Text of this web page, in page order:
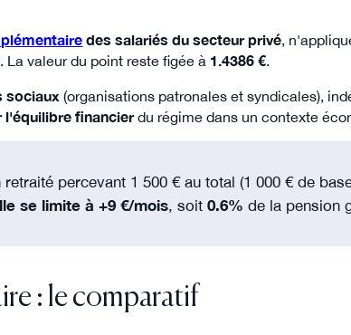
des salariés du secteur privé,
valeur du point reste figée à 1.4386 €.
sociaux (organisations patronales et syndicales),
l'équilibre financierdu régime dans un contexte
retraité percevant 1 500 € au total (1 000 € de
se limite à +9 €/mois, soit0.6% de la pension
: le comparatif